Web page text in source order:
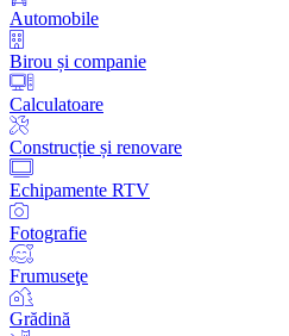
Automobile
Birou și companie
Calculatoare
Construcție și renovare
Echipamente RTV
Fotografie
Frumuseţe
Grădină